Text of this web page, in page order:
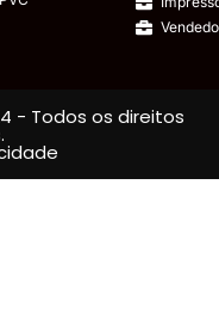
- Todos os direitos